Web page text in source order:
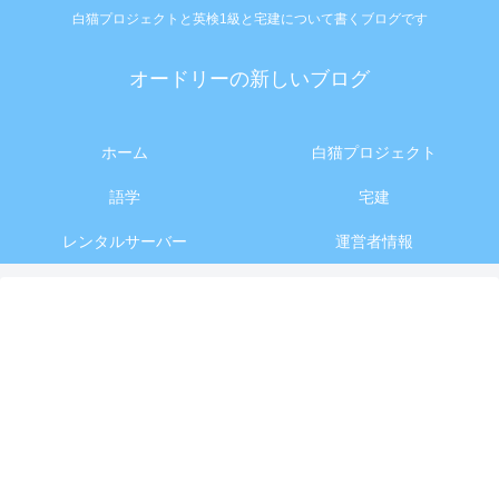
白猫プロジェクトと英検1級と宅建について書くブログです
オードリーの新しいブログ
ホーム 白猫プロジェクト
語学 宅建
レンタルサーバー 運営者情報